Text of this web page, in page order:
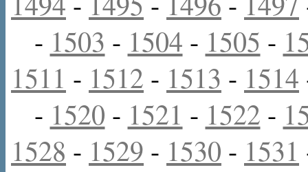
- 1503 - 1504 - 1505 -
1511 - 1512 - 1513 - 1514
- 1520 - 1521 - 1522 -
1528 - 1529 - 1530 - 1531